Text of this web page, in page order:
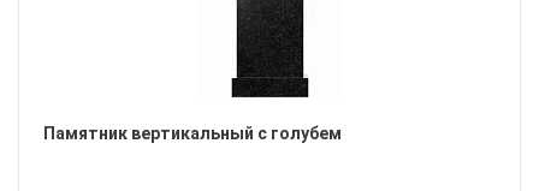
Памятник вертикальный с голубем